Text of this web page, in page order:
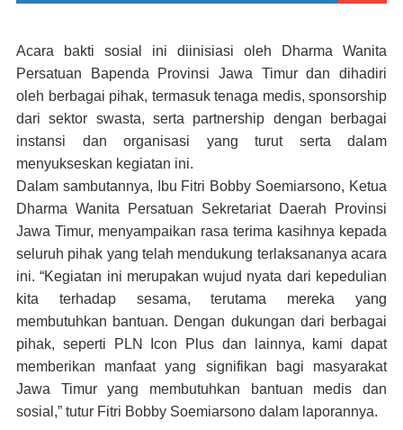
Acara bakti sosial ini diinisiasi oleh Dharma Wanita
Persatuan Bapenda Provinsi Jawa Timur dan dihadiri
oleh berbagai pihak, termasuk tenaga medis, sponsorship
dari sektor swasta, serta partnership dengan berbagai
instansi dan organisasi yang turut serta dalam
menyukseskan kegiatan ini.
Dalam sambutannya, Ibu Fitri Bobby Soemiarsono, Ketua
Dharma Wanita Persatuan Sekretariat Daerah Provinsi
Jawa Timur, menyampaikan rasa terima kasihnya kepada
seluruh pihak yang telah mendukung terlaksananya acara
ini. “Kegiatan ini merupakan wujud nyata dari kepedulian
kita terhadap sesama, terutama mereka yang
membutuhkan bantuan. Dengan dukungan dari berbagai
pihak, seperti PLN Icon Plus dan lainnya, kami dapat
memberikan manfaat yang signifikan bagi masyarakat
Jawa Timur yang membutuhkan bantuan medis dan
sosial,” tutur Fitri Bobby Soemiarsono dalam laporannya.